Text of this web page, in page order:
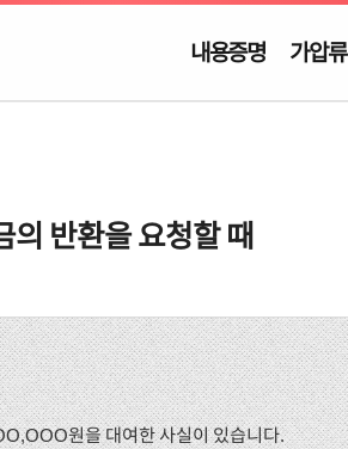
내용증명 가압류
의 반환을 요청할 때
원을 대여한 사실이 있습니다.